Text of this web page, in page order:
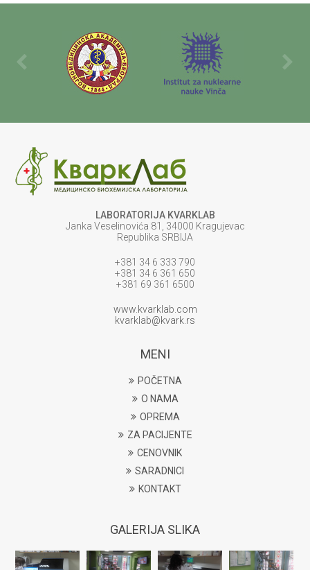
LABORATORIJA KVARKLAB
Janka Veselinovića 81, 34000 Kragujevac
Republika SRBIJA
+381 34 6 333 790
+381 34 6 361 650
+381 69 361 6500
www.kvarklab.com
kvarklab@kvark.rs
MENI
POČETNA
O NAMA
OPREMA
ZA PACIJENTE
CENOVNIK
SARADNICI
KONTAKT
GALERIJA SLIKA